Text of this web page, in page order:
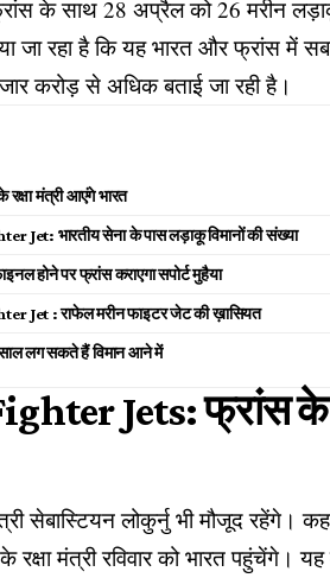
के साथ 28 अप्रैल को 26 मरीन
जा रहा है कि यह भारत और फ्रांस में
करोड़ से अधिक बताई जा रही है।
मंत्री आएंगे भारत
भारतीय सेना के पास लड़ाकू विमानों की संख्या
होने पर फ्रांस कराएगा सपोर्ट मुहैया
Jet : राफेल मरीन फाइटर जेट की ख़ासियत
लग सकते हैं विमान आने में
Jets: फ्रांस के
सेबास्टियन लोकुर्नु भी मौजूद रहेंगे।
मंत्री रविवार को भारत पहुंचेंगे।